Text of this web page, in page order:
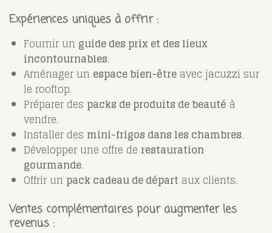
Expériences uniques à offrir:
Fournir un guide des prix et des lieux
incontournables.
Aménager un espace bien-être avec jacuzzi sur
le rooftop.
Préparer des packs de produits de beauté à
vendre.
Installer des mini-frigos dans les chambres.
Développer une offre de restauration
gourmande.
Offrir un pack cadeau de départ aux clients.
Ventes complémentaires pour augmenter les
revenus :